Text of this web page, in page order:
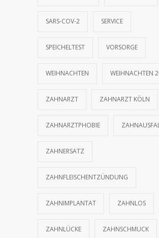
SARS-COV-2 SERVICE
SPEICHELTEST VORSORGE
WEIHNACHTEN WEIHNACHTEN
ZAHNARZT ZAHNARZT KÖLN
ZAHNARZTPHOBIE
ZAHNERSATZ
ZAHNFLEISCHENTZÜNDUNG
ZAHNIMPLANTAT ZAHNLOS
ZAHNLÜCKE ZAHNSCHMUCK